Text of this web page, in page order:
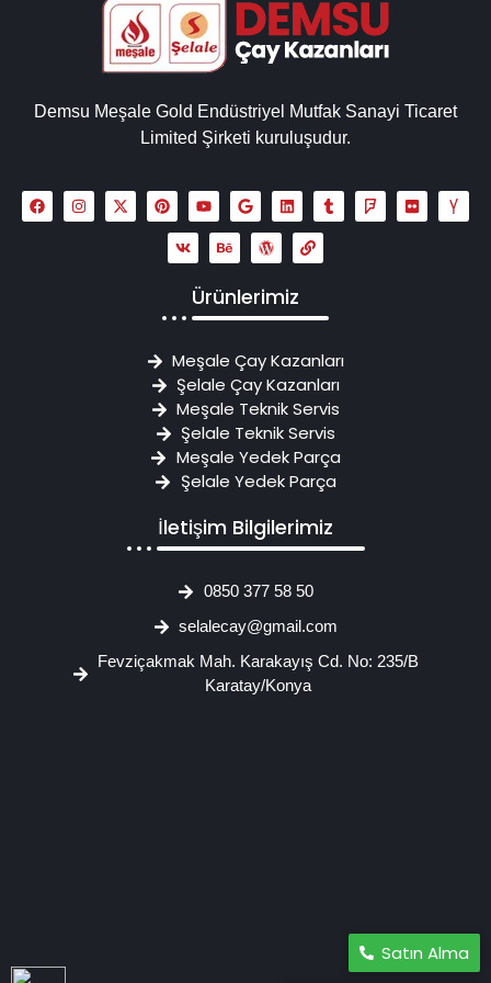
Demsu Meşale Gold Endüstriyel Mutfak Sanayi Ticaret
Limited Şirketi kuruluşudur.
Ürünlerimiz
Meşale Çay Kazanları
Şelale Çay Kazanları
Meşale Teknik Servis
Şelale Teknik Servis
Meşale Yedek Parça
Şelale Yedek Parça
İletişim Bilgilerimiz
0850 377 58 50
selalecay@gmail.com
Fevziçakmak Mah. Karakayış Cd. No: 235/B
Karatay/Konya
Satın Alma